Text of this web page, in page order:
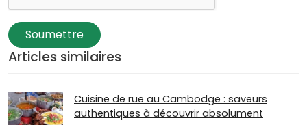
Soumettre
Articles similaires
Cuisine de rue au Cambodge : saveurs
authentiques à découvrir absolument